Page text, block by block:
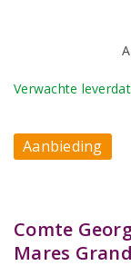
Verwachte
Aanbieding
Comte
Mares